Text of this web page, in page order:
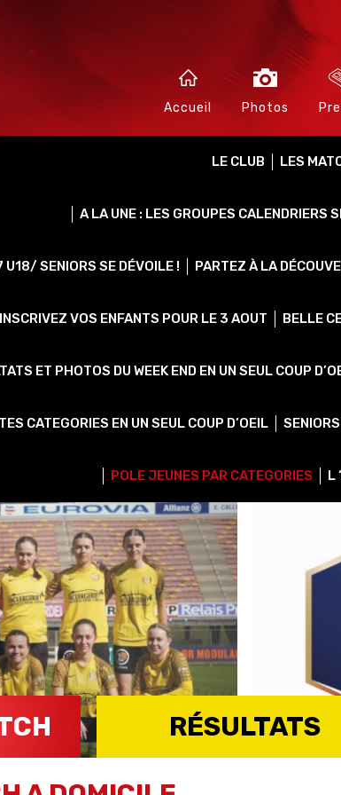
Accueil Photos
LE CLUB LES
A LA UNE : LES GROUPES
SENIORS SE DÉVOILE ! PARTEZ À LA
VOS ENFANTS POUR LE 3 AOUT BELLE
ET PHOTOS DU WEEK END EN UN SEUL COUP
CATEGORIES EN UN SEUL COUP D’OEIL
POLE JEUNES PAR CATEGORIES L
RÉSULTATS